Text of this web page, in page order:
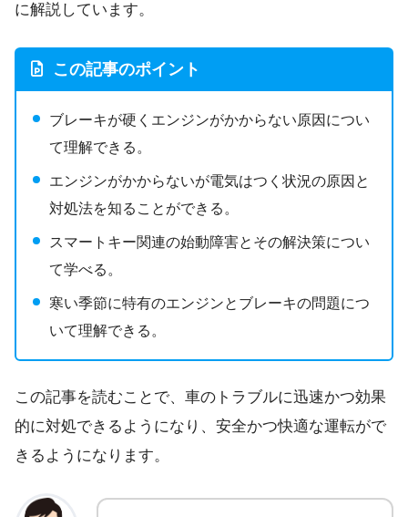
に解説しています。
この記事のポイント
ブレーキが硬くエンジンがかからない原因につい
て理解できる。
エンジンがかからないが電気はつく状況の原因と
対処法を知ることができる。
スマートキー関連の始動障害とその解決策につい
て学べる。
寒い季節に特有のエンジンとブレーキの問題につ
いて理解できる。
この記事を読むことで、車のトラブルに迅速かつ効果
的に対処できるようになり、安全かつ快適な運転がで
きるようになります。